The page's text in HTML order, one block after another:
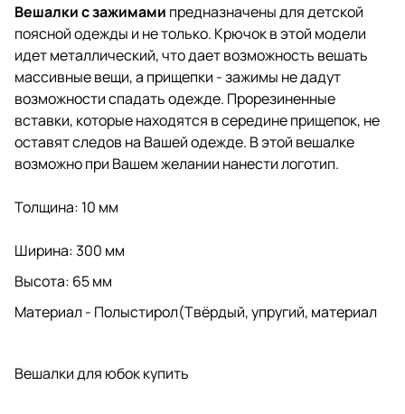
Вешалки с зажимами предназначены для детской
поясной одежды и не только. Крючок в этой модели
идет металлический, что дает возможность вешать
массивные вещи, а прищепки - зажимы не дадут
возможности спадать одежде. Прорезиненные
вставки, которые находятся в середине прищепок, не
оставят следов на Вашей одежде. В этой вешалке
возможно при Вашем желании нанести логотип.
Толщина: 10 мм
Ширина: 300 мм
Высота: 65 мм
Материал - Полыстирол(Твёрдый, упругий, материал
Вешалки для юбок купить